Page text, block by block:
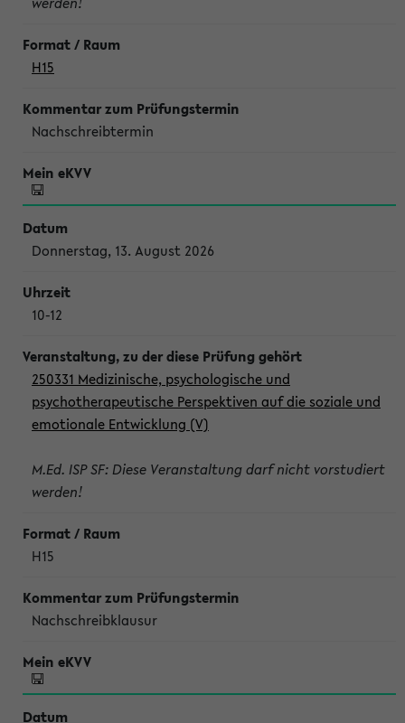
H15
Nachschreibtermin
Donnerstag, 13. August 2026
10-12
250331 Medizinische, psychologische und
psychotherapeutische Perspektiven auf die soziale und
emotionale Entwicklung (V)
M.Ed. ISP SF: Diese Veranstaltung darf nicht vorstudiert
werden!
H15
Nachschreibklausur